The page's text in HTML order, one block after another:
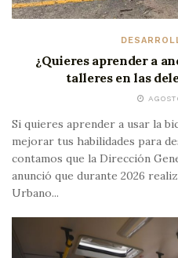
¿Quieres aprender a
talleres en las
Si quieres aprender a usar la
mejorar tus habilidades para
contamos que la Dirección
anunció que durante 2026
Urbano...